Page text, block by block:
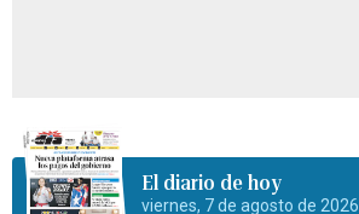
El diario de hoy
viernes, 7 de agosto de 2026